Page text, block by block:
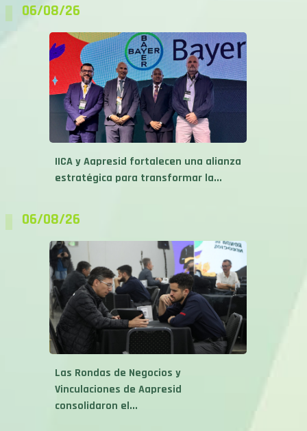
06/08/26
IICA y Aapresid fortalecen una alianza
estratégica para transformar la...
06/08/26
Las Rondas de Negocios y
Vinculaciones de Aapresid
consolidaron el...